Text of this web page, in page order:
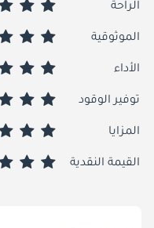
الراحة
الموثوقية
الأداء
توفير الوقود
المزايا
القيمة النقدية